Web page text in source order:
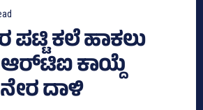
ಕಲೆ ಹಾಕಲು
ಕಾಯ್ದೆ
ದಾಳಿ